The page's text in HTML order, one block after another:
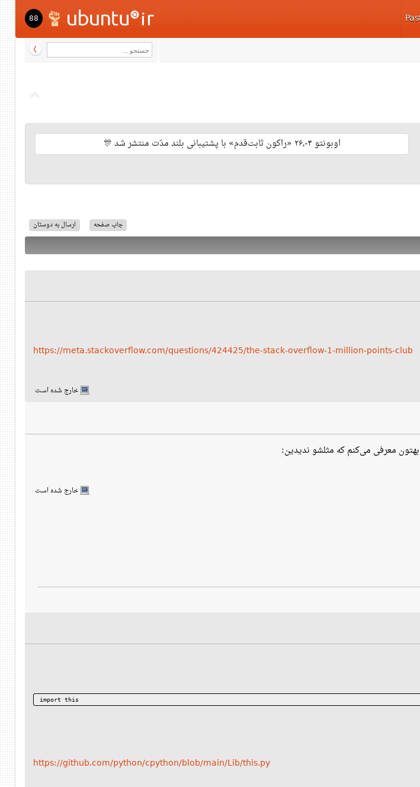
88
اوبونتو ۲۶٫۰۴ «راکون ثابت‌قدم» با پشتیبانی بلند مدّت منتشر شد 🎊
ارسال به دوستان چاپ صفحه
https://meta.stackoverflow.com/questions/424425/the-stack-overflow-1-million-points-club
خارج شده است
معرفی می‌کنم که مثلشو ندیدین:
خارج شده است
import this
https://github.com/python/cpython/blob/main/Lib/this.py